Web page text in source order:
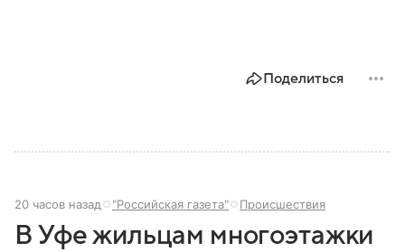
Поделиться
20 часов назад "Российская газета" Происшествия
В Уфе жильцам многоэтажки